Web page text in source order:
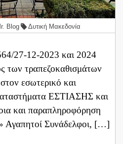
Blog Δυτική Μακεδονία
27-12-2023 και 2024
των τραπεζοκαθισμάτων
εσωτερικό και
ΕΣΤΙΑΣΗΣ και
και παραπληροφόρηση
Αγαπητοί Συνάδελφοι, […]